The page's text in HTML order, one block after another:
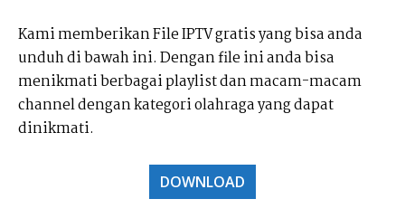
Kami memberikan File IPTV gratis yang bisa anda
unduh di bawah ini. Dengan file ini anda bisa
menikmati berbagai playlist dan macam-macam
channel dengan kategori olahraga yang dapat
dinikmati.
DOWNLOAD